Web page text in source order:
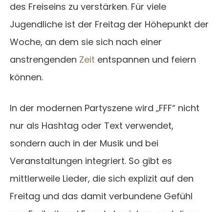
des Freiseins zu verstärken. Für viele
Jugendliche ist der Freitag der Höhepunkt der
Woche, an dem sie sich nach einer
anstrengenden Zeit entspannen und feiern
können.
In der modernen Partyszene wird „FFF“ nicht
nur als Hashtag oder Text verwendet,
sondern auch in der Musik und bei
Veranstaltungen integriert. So gibt es
mittlerweile Lieder, die sich explizit auf den
Freitag und das damit verbundene Gefühl